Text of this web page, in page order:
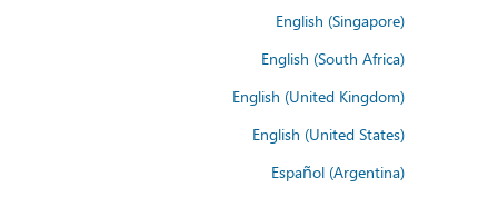
English (Singapore)
English (South Africa)
English (United Kingdom)
English (United States)
Español (Argentina)